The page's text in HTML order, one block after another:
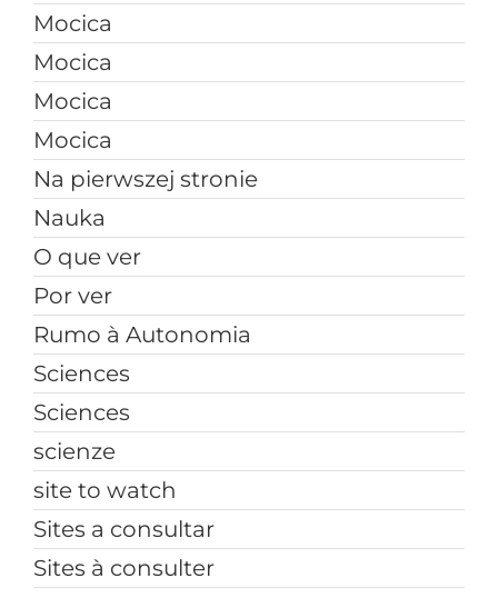
Mocica
Mocica
Mocica
Mocica
Na pierwszej stronie
Nauka
O que ver
Por ver
Rumo à Autonomia
Sciences
Sciences
scienze
site to watch
Sites a consultar
Sites à consulter